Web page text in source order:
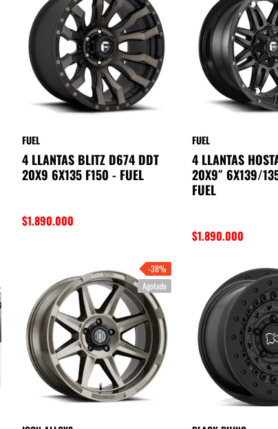
FUEL
4 LLANTAS BLITZ D674 DDT
20X9 6X135 F150 - FUEL
$1.890.000
FUEL
4 LLANTAS
20X9″ 6X139/
FUEL
$1.890.000
-38%
Agotado